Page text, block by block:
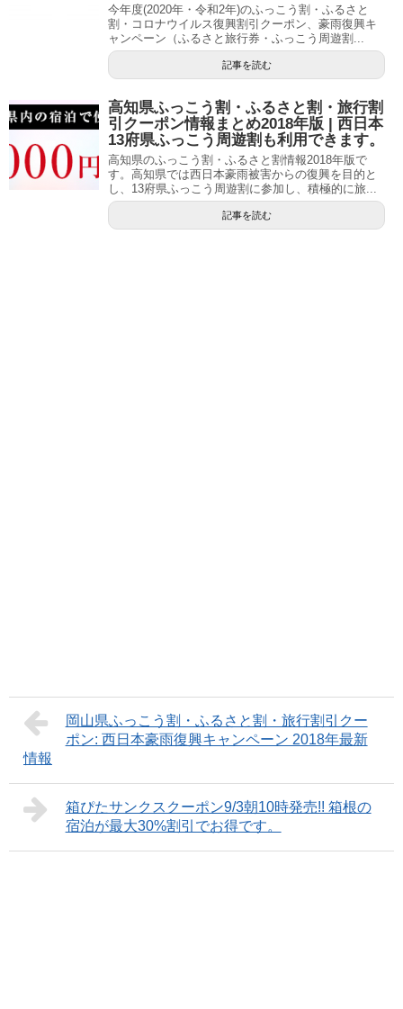
今年度(2020年・令和2年)のふっこう割・ふるさと
割・コロナウイルス復興割引クーポン、豪雨復興キ
ャンペーン（ふるさと旅行券・ふっこう周遊割...
記事を読む
高知県ふっこう割・ふるさと割・旅行割
引クーポン情報まとめ2018年版 | 西日本
13府県ふっこう周遊割も利用できます。
高知県のふっこう割・ふるさと割情報2018年版で
す。高知県では西日本豪雨被害からの復興を目的と
し、13府県ふっこう周遊割に参加し、積極的に旅...
記事を読む
岡山県ふっこう割・ふるさと割・旅行割引クー
ポン: 西日本豪雨復興キャンペーン 2018年最新
情報
箱ぴたサンクスクーポン9/3朝10時発売!! 箱根の
宿泊が最大30%割引でお得です。